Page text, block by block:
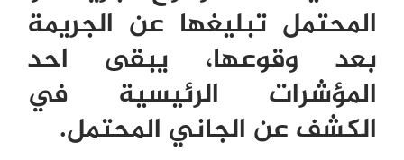
المحتمل تبليغها عن الجريمة
بعد وقوعها، يبقى احد
المؤشرات الرئيسية في
الكشف عن الجاني المحتمل.